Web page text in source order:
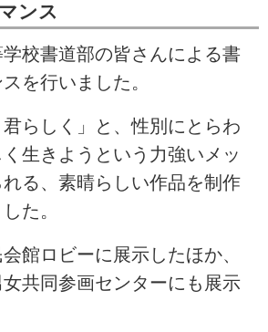
ンス
校書道部の皆さんによる書
を行いました。
らしく」と、性別にとらわ
生きようという力強いメッ
る、素晴らしい作品を制作
た。
館ロビーに展示したほか、
共同参画センターにも展示